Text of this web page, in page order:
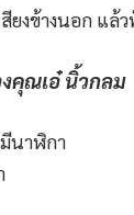
ยงข้างนอก แล้
คุณเอ๋ นิ้วกลม
นาฬิกา